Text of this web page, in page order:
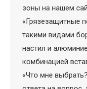
зоны на нашем
«Грязезащитные
такими видами
настил и
комбинацией
«Что мне